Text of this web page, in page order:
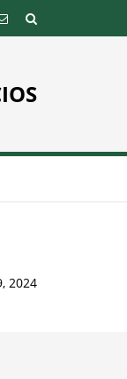
2024